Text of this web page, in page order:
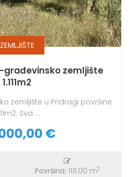
ZEMLJIŠTE
građevinsko zemljište
1.111m2
zemljište u Pridragi površine
Sva ...
€
Površina: 1111.00 m2